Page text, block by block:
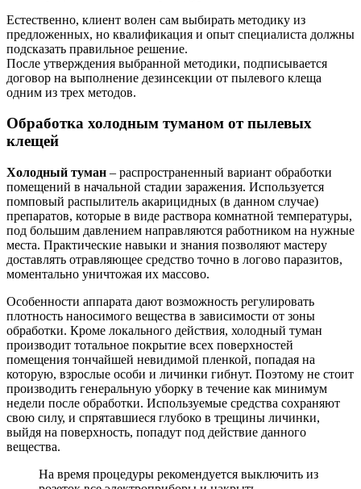
Естественно, клиент волен сам выбирать методику из
предложенных, но квалификация и опыт специалиста должны
подсказать правильное решение.
После утверждения выбранной методики, подписывается
договор на выполнение дезинсекции от пылевого клеща
одним из трех методов.
Обработка холодным туманом от пылевых
клещей
Холодный туман – распространенный вариант обработки
помещений в начальной стадии заражения. Используется
помповый распылитель акарицидных (в данном случае)
препаратов, которые в виде раствора комнатной температуры,
под большим давлением направляются работником на нужные
места. Практические навыки и знания позволяют мастеру
доставлять отравляющее средство точно в логово паразитов,
моментально уничтожая их массово.
Особенности аппарата дают возможность регулировать
плотность наносимого вещества в зависимости от зоны
обработки. Кроме локального действия, холодный туман
производит тотальное покрытие всех поверхностей
помещения тончайшей невидимой пленкой, попадая на
которую, взрослые особи и личинки гибнут. Поэтому не стоит
производить генеральную уборку в течение как минимум
недели после обработки. Используемые средства сохраняют
свою силу, и спрятавшиеся глубоко в трещины личинки,
выйдя на поверхность, попадут под действие данного
вещества.
На время процедуры рекомендуется выключить из